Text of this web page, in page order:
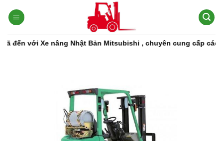
qua
dung
đến với Xe nâng Nhật Bản Mitsubishi , chuyên cung cấp các